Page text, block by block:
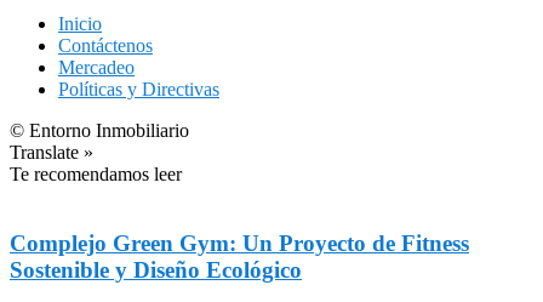
Inicio
Contáctenos
Mercadeo
Políticas y Directivas
© Entorno Inmobiliario
Translate »
Te recomendamos leer
Complejo Green Gym: Un Proyecto de Fitness
Sostenible y Diseño Ecológico